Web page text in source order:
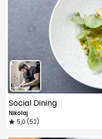
Social Dining
Nikolaj
5,0 (52)